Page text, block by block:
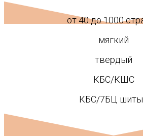
от 40 до 1000
мягкий
твердый
КБС/КШС
КБС/7БЦ